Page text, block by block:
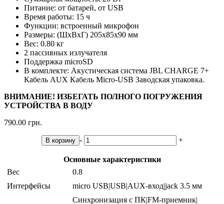
Питание: от батарей, от USB
Время работы: 15 ч
Функции: встроенный микрофон
Размеры: (ШxВxГ) 205x85x90 мм
Вес: 0.80 кг
2 пассивных излучателя
Поддержка microSD
В комплекте: Акустическая система JBL CHARGE 7+
Кабель AUX Кабель Micro-USB Заводская упаковка.
ВНИМАНИЕ! ИЗБЕГАТЬ ПОЛНОГО ПОГРУЖЕНИЯ
УСТРОЙСТВА В ВОДУ
790.00 грн.
В корзину - +
Основные характеристики
Вес
0.8
Интерфейсы
micro USB|USB|AUX-вход|jack 3.5 мм
Синхронизация с ПК|FM-приемник|